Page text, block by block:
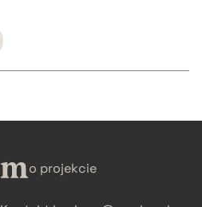
o projekcie